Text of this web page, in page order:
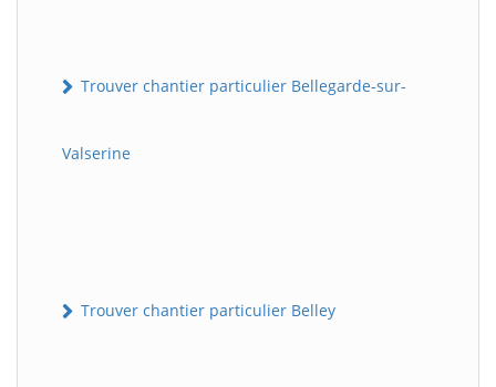
Trouver chantier particulier Bellegarde-sur-
Valserine
Trouver chantier particulier Belley